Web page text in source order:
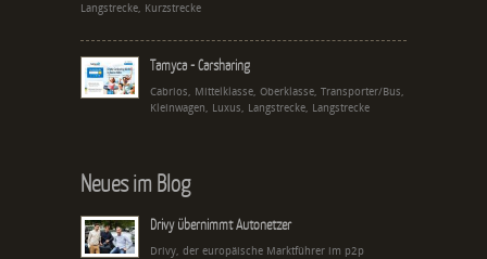
Langstrecke, Kurzstrecke
Tamyca - Carsharing
Cabrios, Mittelklasse, Oberklasse, Transporter/Bus,
Kleinwagen, Luxus, Langstrecke, Langstrecke
Neues im Blog
Drivy übernimmt Autonetzer
Drivy, der europäische Marktführer im p2p